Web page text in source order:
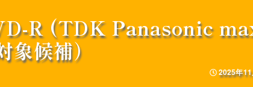
R (TDK Panasonic
象候補）
投稿日
2025年